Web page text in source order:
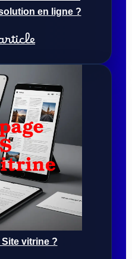
en ligne ?
vitrine ?